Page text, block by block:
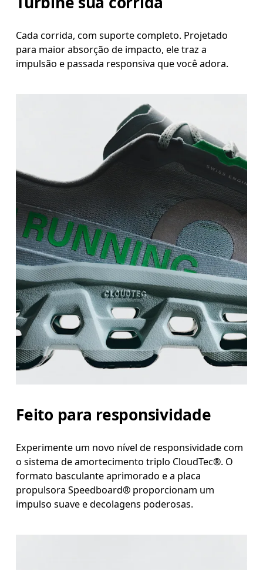
Cada corrida, com suporte completo. Projetado
para maior absorção de impacto, ele traz a
impulsão e passada responsiva que você adora.
Feito para responsividade
Experimente um novo nível de responsividade com
o sistema de amortecimento triplo CloudTec®. O
formato basculante aprimorado e a placa
propulsora Speedboard® proporcionam um
impulso suave e decolagens poderosas.